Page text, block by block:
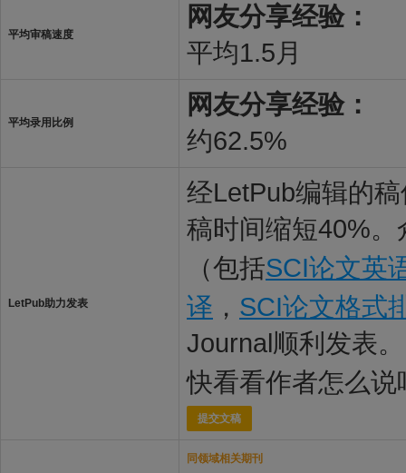
平均审稿速度
网友分享经验：
平均1.5月
平均录用比例
网友分享经验：
约62.5%
LetPub助力发表
经LetPub编辑的
稿时间缩短40%
（包括SCI论文英
译 ， SCI论文格式
Journal顺利发表。
快看看作者怎么说
提交文稿
同领域相关期刊